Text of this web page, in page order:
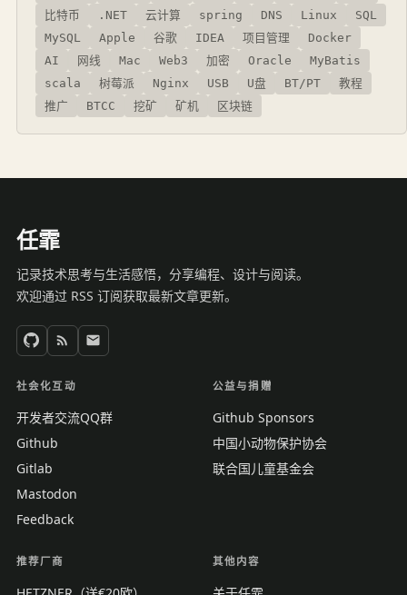
比特币
.NET 云计算 spring DNS Linux
SQL
MySQL
Apple 谷歌 IDEA 项目管理
Docker
AI
网线 Mac Web3 加密 Oracle
MyBatis
scala
树莓派 Nginx USB U盘 BT/PT
教程
推广
BTCC 挖矿 矿机 区块链
任霏
记录技术思考与生活感悟，分享编程、设计与阅读。
欢迎通过 RSS 订阅获取最新文章更新。
社会化互动
开发者交流QQ群
Github
Gitlab
Mastodon
Feedback
公益与捐赠
Github Sponsors
中国小动物保护协会
联合国儿童基金会
推荐厂商 其他内容